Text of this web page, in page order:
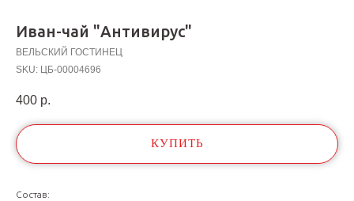
Иван-чай "Антивирус"
ВЕЛЬСКИЙ ГОСТИНЕЦ
SKU: ЦБ-00004696
400 р.
КУПИТЬ
Состав: